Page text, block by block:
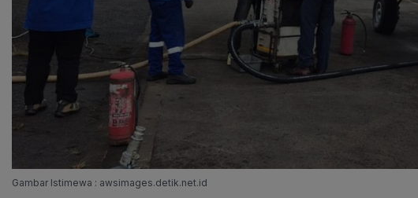
Gambar Istimewa : awsimages.detik.net.id